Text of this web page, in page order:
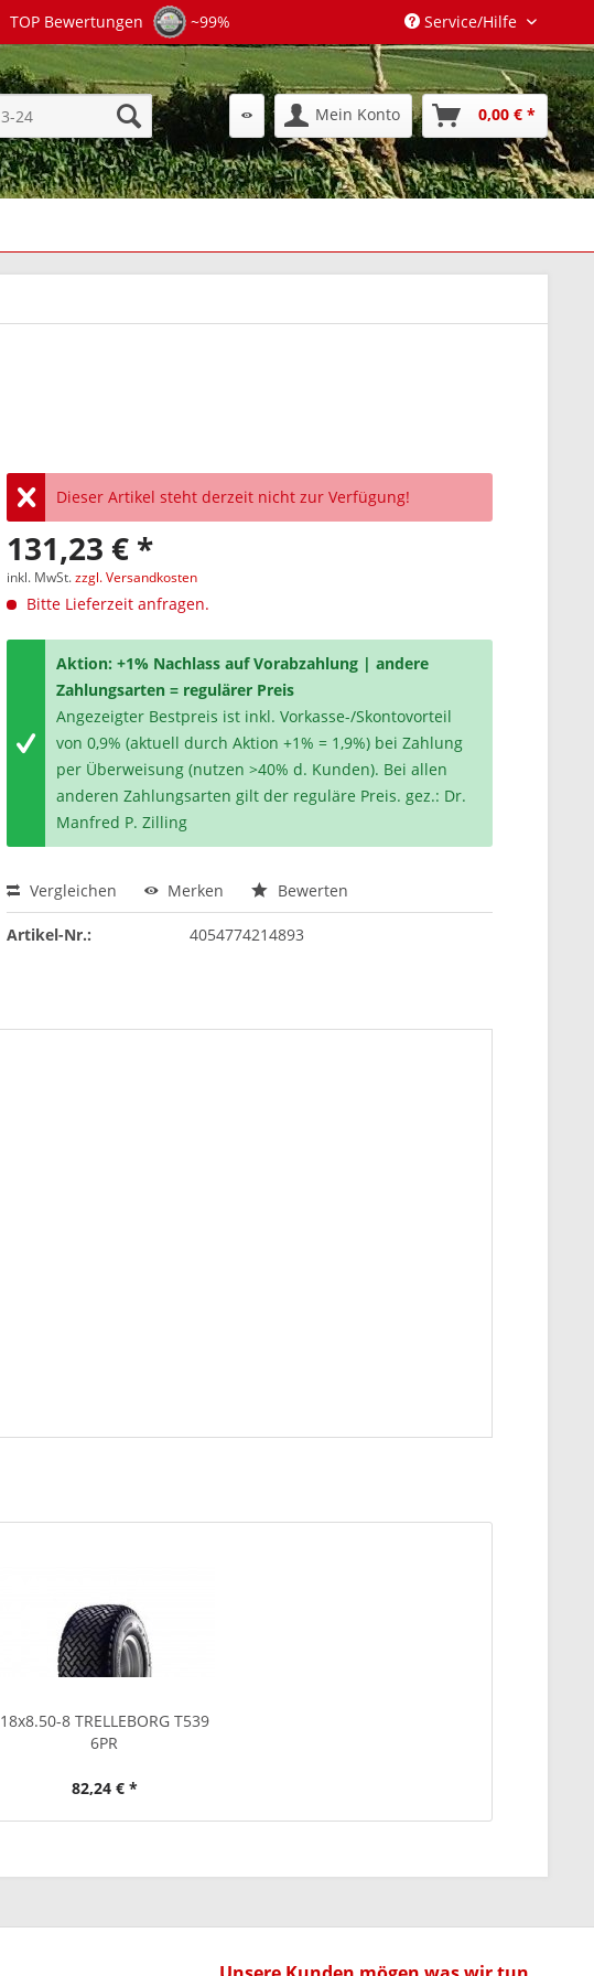
TOP Bewertungen ~99% Service/Hilfe
Mein Konto 0,00 € *
Dieser Artikel steht derzeit nicht zur Verfügung!
131,23 € *
inkl. MwSt.zzgl. Versandkosten
Bitte Lieferzeit anfragen.
Aktion: +1% Nachlass auf Vorabzahlung | andere
Zahlungsarten = regulärer Preis
Angezeigter Bestpreis ist inkl. Vorkasse-/Skontovorteil
von 0,9% (aktuell durch Aktion +1% = 1,9%) bei Zahlung
per Überweisung (nutzen >40% d. Kunden). Bei allen
anderen Zahlungsarten gilt der reguläre Preis. gez.: Dr.
Manfred P. Zilling
Vergleichen Merken Bewerten
Artikel-Nr.: 4054774214893
18x8.50-8 TRELLEBORG T539
6PR
82,24 € *